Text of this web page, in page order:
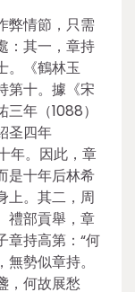
弊情節，只需
：其一，章持
。《鶴林玉
第十。據《宋
年（1088）
圣四年
年。因此，章
是十年后林希
上。其二，周
禮部貢舉，章
章持高第：“何
勢似章持。
，何故展愁